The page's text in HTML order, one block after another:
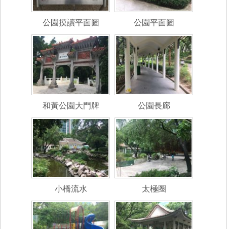
公園摸讀平面圖 公園平面圖
和黃公園大門牌 公園長廊
小橋流水 太極圈